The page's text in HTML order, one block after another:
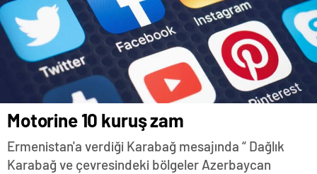
Motorine 10 kuruş zam
Ermenistan'a verdiği Karabağ mesajında “ Dağlık
Karabağ ve çevresindeki bölgeler Azerbaycan